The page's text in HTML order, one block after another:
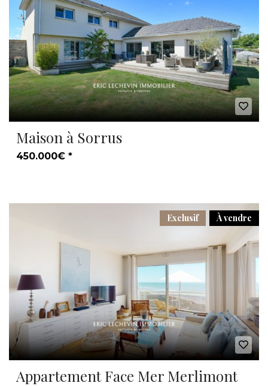
Maison à Sorrus
450.000€ *
À vendre
Exclusif
Appartement Face Mer Merlimont